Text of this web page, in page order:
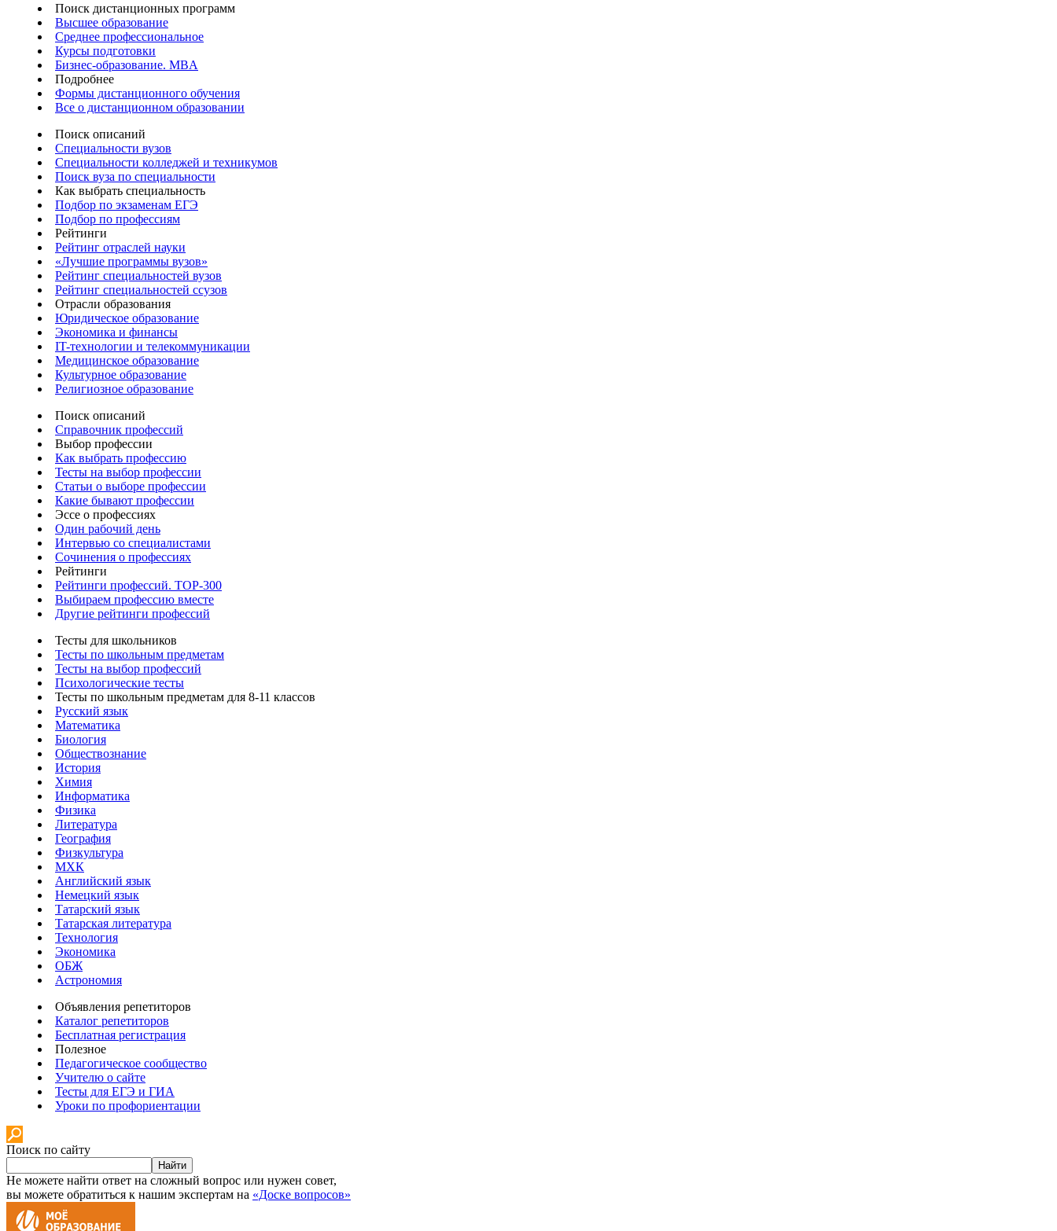
Поиск дистанционных программ
Высшее образование
Среднее профессиональное
Курсы подготовки
Бизнес-образование. MBA
Подробнее
Формы дистанционного обучения
Все о дистанционном образовании
Поиск описаний
Специальности вузов
Специальности колледжей и техникумов
Поиск вуза по специальности
Как выбрать специальность
Подбор по экзаменам ЕГЭ
Подбор по профессиям
Рейтинги
Рейтинг отраслей науки
«Лучшие программы вузов»
Рейтинг специальностей вузов
Рейтинг специальностей ссузов
Отрасли образования
Юридическое образование
Экономика и финансы
IT-технологии и телекоммуникации
Медицинское образование
Культурное образование
Религиозное образование
Поиск описаний
Справочник профессий
Выбор профессии
Как выбрать профессию
Тесты на выбор профессии
Статьи о выборе профессии
Какие бывают профессии
Эссе о профессиях
Один рабочий день
Интервью со специалистами
Сочинения о профессиях
Рейтинги
Рейтинги профессий. TOP-300
Выбираем профессию вместе
Другие рейтинги профессий
Тесты для школьников
Тесты по школьным предметам
Тесты на выбор профессий
Психологические тесты
Тесты по школьным предметам для 8-11 классов
Русский язык
Математика
Биология
Обществознание
История
Химия
Информатика
Физика
Литература
География
Физкультура
МХК
Английский язык
Немецкий язык
Татарский язык
Татарская литература
Технология
Экономика
ОБЖ
Астрономия
Объявления репетиторов
Каталог репетиторов
Бесплатная регистрация
Полезное
Педагогическое сообщество
Учителю о сайте
Тесты для ЕГЭ и ГИА
Уроки по профориентации
Поиск по сайту
Найти
Не можете найти ответ на сложный вопрос или нужен совет,
вы можете обратиться к нашим экспертам на «Доске вопросов»